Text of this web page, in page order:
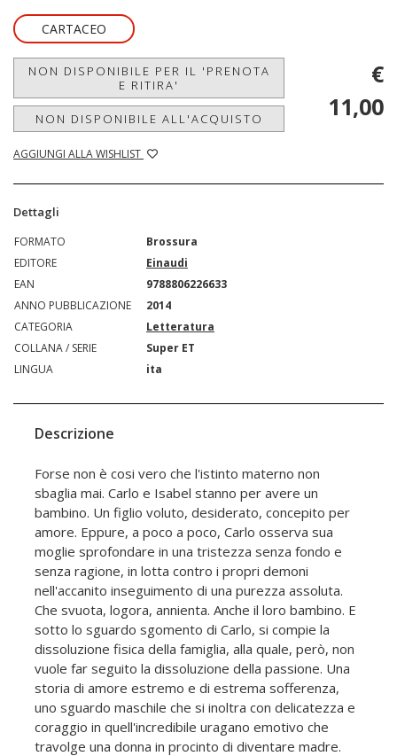
CARTACEO
NON DISPONIBILE PER IL 'PRENOTA
E RITIRA'
NON DISPONIBILE ALL'ACQUISTO
AGGIUNGI ALLA WISHLIST
€
11,00
Dettagli
FORMATO
Brossura
EDITORE
Einaudi
EAN
9788806226633
ANNO PUBBLICAZIONE
2014
CATEGORIA
Letteratura
COLLANA / SERIE
Super ET
LINGUA
ita
Descrizione
Forse non è cosi vero che l'istinto materno non
sbaglia mai. Carlo e Isabel stanno per avere un
bambino. Un figlio voluto, desiderato, concepito per
amore. Eppure, a poco a poco, Carlo osserva sua
moglie sprofondare in una tristezza senza fondo e
senza ragione, in lotta contro i propri demoni
nell'accanito inseguimento di una purezza assoluta.
Che svuota, logora, annienta. Anche il loro bambino. E
sotto lo sguardo sgomento di Carlo, si compie la
dissoluzione fisica della famiglia, alla quale, però, non
vuole far seguito la dissoluzione della passione. Una
storia di amore estremo e di estrema sofferenza,
uno sguardo maschile che si inoltra con delicatezza e
coraggio in quell'incredibile uragano emotivo che
travolge una donna in procinto di diventare madre.